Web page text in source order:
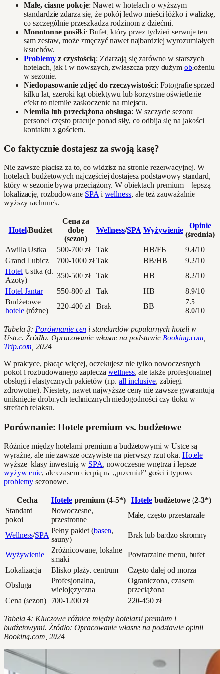
Małe, ciasne pokoje: Nawet w hotelach o wyższym
standardzie zdarza się, że pokój ledwo mieści łóżko i walizkę,
co szczególnie przeszkadza rodzinom z dziećmi.
Monotonne posiłki: Bufet, który przez tydzień serwuje ten
sam zestaw, może zmęczyć nawet najbardziej wyrozumiałych
łasuchów.
Problemy z czystością: Zdarzają się zarówno w starszych
hotelach, jak i w nowszych, zwłaszcza przy dużym obłożeniu
w sezonie.
Niedopasowanie zdjęć do rzeczywistości: Fotografie sprzed
kilku lat, szeroki kąt obiektywu lub korzystne oświetlenie –
efekt to niemiłe zaskoczenie na miejscu.
Niemiła lub przeciążona obsługa: W szczycie sezonu
personel często pracuje ponad siły, co odbija się na jakości
kontaktu z gościem.
Co faktycznie dostajesz za swoją kasę?
Nie zawsze płacisz za to, co widzisz na stronie rezerwacyjnej. W
hotelach budżetowych najczęściej dostajesz podstawowy standard,
który w sezonie bywa przeciążony. W obiektach premium – lepszą
lokalizację, rozbudowane SPA i wellness, ale też zauważalnie
wyższy rachunek.
Hotel/Budżet
Cena za
dobę
(sezon)
Wellness/SPA Wyżywienie
Opinie
(średnia)
Awilla Ustka
500-700 zł Tak HB/FB
9.4/10
Grand Lubicz
700-1000 zł Tak BB/HB
9.2/10
Hotel Ustka (d.
Azoty)
350-500 zł Tak HB
8.2/10
Hotel Jantar
550-800 zł Tak HB
8.9/10
Budżetowe
hotele (różne)
220-400 zł Brak BB
7.5-
8.0/10
Tabela 3: Porównanie cen i standardów popularnych hoteli w
Ustce. Źródło: Opracowanie własne na podstawie Booking.com
Trip.com , 2024
W praktyce, płacąc więcej, oczekujesz nie tylko nowoczesnych
pokoi i rozbudowanego zaplecza wellness, ale także profesjonalnej
obsługi i elastycznych pakietów (np. all inclusive, zabiegi
zdrowotne). Niestety, nawet najwyższe ceny nie zawsze gwarantują
uniknięcie drobnych technicznych niedogodności czy tłoku w
strefach relaksu.
Porównanie: Hotele premium vs. budżetowe
Różnice między hotelami premium a budżetowymi w Ustce są
wyraźne, ale nie zawsze oczywiste na pierwszy rzut oka. Hotele
wyższej klasy inwestują w SPA, nowoczesne wnętrza i lepsze
wyżywienie, ale czasem cierpią na „przemiał” gości i typowe
problemy sezonowe.
Cecha Hotele premium (4-5*) Hotele budżetowe (2-3*)
Standard
pokoi
Nowoczesne,
przestronne
Małe, często przestarzałe
Wellness/SPA
Pełny pakiet (basen,
sauny)
Brak lub bardzo skromny
Wyżywienie
Zróżnicowane, lokalne
smaki
Powtarzalne menu, bufet
Lokalizacja
Blisko plaży, centrum
Często dalej od morza
Obsługa
Profesjonalna,
wielojęzyczna
Ograniczona, czasem
przeciążona
Cena (sezon)
700-1200 zł 220-450 zł
Tabela 4: Kluczowe różnice między hotelami premium i
budżetowymi. Źródło: Opracowanie własne na podstawie opinii
Booking.com, 2024